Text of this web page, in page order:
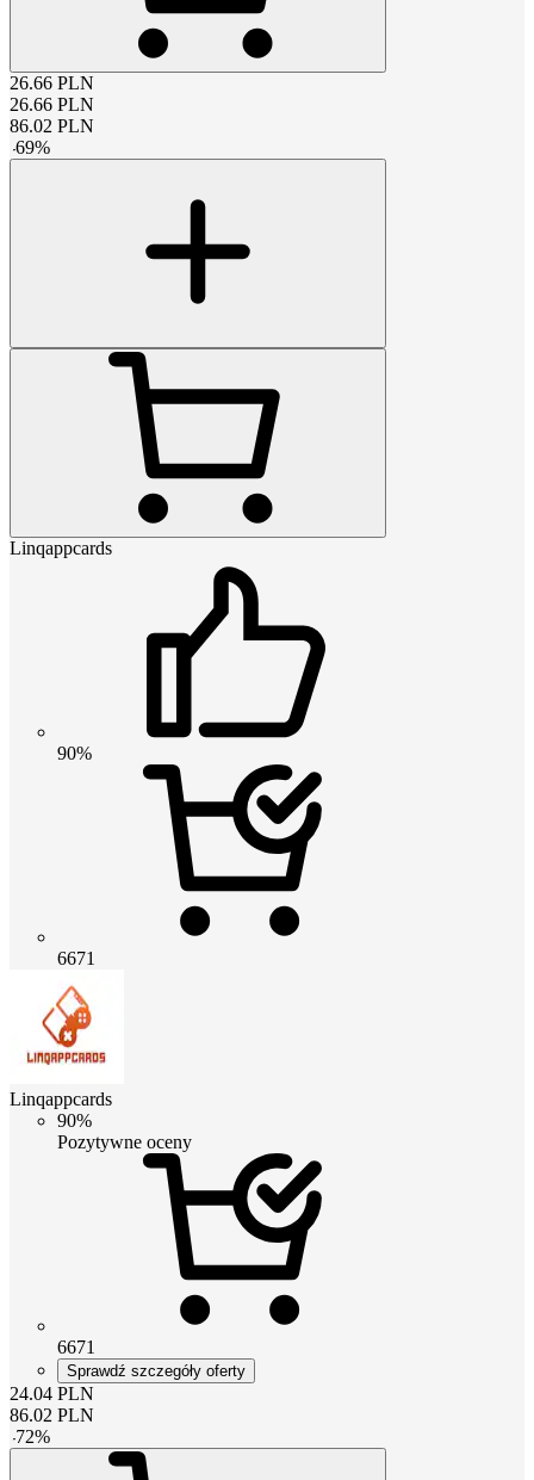
26.66 PLN
26.66 PLN
86.02 PLN
-69%
Linqappcards
90%
6671
Linqappcards
90%
Pozytywne oceny
6671
Sprawdź szczegóły oferty
24.04 PLN
86.02 PLN
-72%